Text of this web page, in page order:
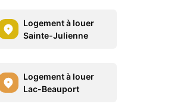
Logement à louer
Sainte-Julienne
Logement à louer
Lac-Beauport